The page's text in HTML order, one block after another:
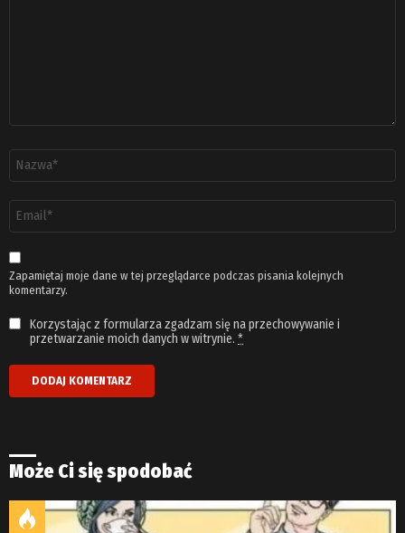
email
*
Zapamiętaj moje dane w tej przeglądarce podczas pisania kolejnych
komentarzy.
Korzystając z formularza zgadzam się na przechowywanie i
przetwarzanie moich danych w witrynie. *
Może Ci się spodobać